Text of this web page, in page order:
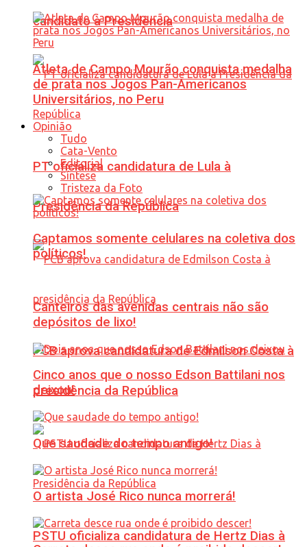
candidato à Presidência
PT oficializa candidatura de Lula à
Presidência da República
PCB aprova candidatura de Edmilson Costa à
presidência da República
PSTU oficializa candidatura de Hertz Dias à
Atleta de Campo Mourão conquista medalha
de prata nos Jogos Pan-Americanos
Universitários, no Peru
Opinião
Tudo
Cata-Vento
Editorial
Síntese
Tristeza da Foto
Captamos somente celulares na coletiva dos
políticos!
Canteiros das avenidas centrais não são
depósitos de lixo!
Cinco anos que o nosso Edson Battilani nos
deixou!
Que saudade do tempo antigo!
O artista José Rico nunca morrerá!